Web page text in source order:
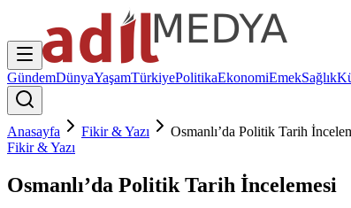
GündemDünyaYaşamTürkiyePolitikaEkonomiEmekSağlık
Anasayfa Fikir & Yazı
Osmanlı’da Politik Tarih
Fikir & Yazı
Osmanlı’da Politik Tarih İncelemesi